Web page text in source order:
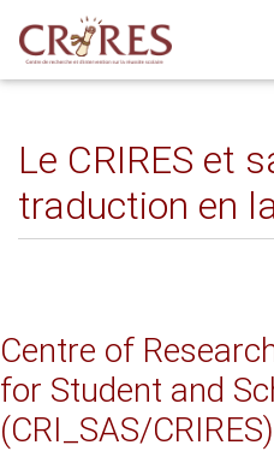
Le CRIRES et
traduction en
Centre of
for Student and
(CRI_SAS/CRIRES)